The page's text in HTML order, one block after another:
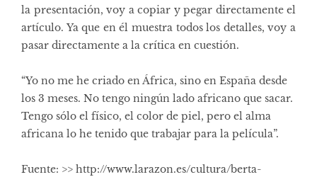
la presentación, voy a copiar y pegar directamente el
artículo. Ya que en él muestra todos los detalles, voy a
pasar directamente a la crítica en cuestión.
“Yo no me he criado en África, sino en España desde
los 3 meses. No tengo ningún lado africano que sacar.
Tengo sólo el físico, el color de piel, pero el alma
africana lo he tenido que trabajar para la película”.
Fuente: >> http://www.larazon.es/cultura/berta-